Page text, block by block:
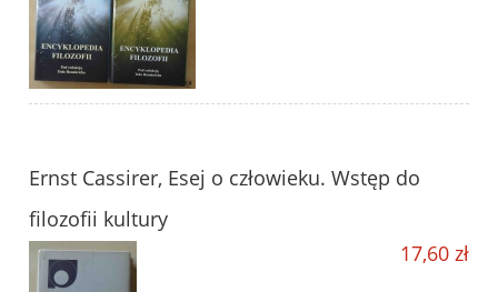
Ernst Cassirer, Esej o człowieku. Wstęp do
filozofii kultury
17,60 zł